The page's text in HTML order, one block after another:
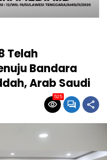
Telah
Bandara
Arab Saudi
525